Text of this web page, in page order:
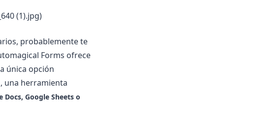
(1).jpg)
probablemente te
Forms ofrece
única opción
, una herramienta
Google Sheets o